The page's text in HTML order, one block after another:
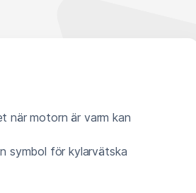
när motorn är varm kan
symbol för kylarvätska